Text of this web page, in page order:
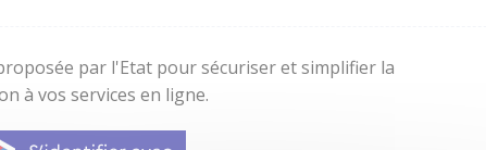
par l'Etat pour sécuriser et simplifier la
à vos services en ligne.